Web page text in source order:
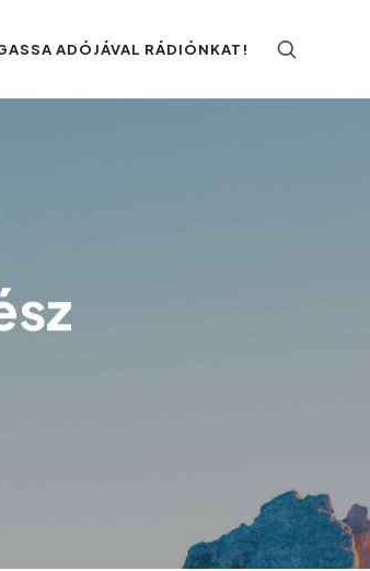
ADÓJÁVAL RÁDIÓNKAT!